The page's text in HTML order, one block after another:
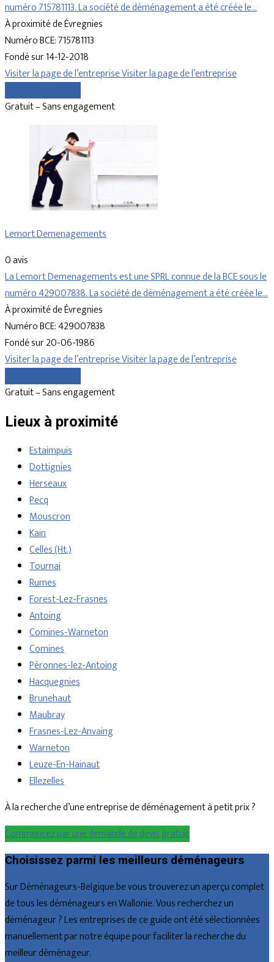
numéro 715781113. La société de déménagement a été créée le…
À proximité de Évregnies
Numéro BCE: 715781113
Fondé sur 14-12-2018
Visiter la page de l’entrepriseVisiter la page de l’entreprise
Gratuit – Sans engagement
Lemort Demenagements
0 avis
La Lemort Demenagements est une SPRL connue de la BCE sous le
numéro 429007838. La société de déménagement a été créée le…
À proximité de Évregnies
Numéro BCE: 429007838
Fondé sur 20-06-1986
Visiter la page de l’entrepriseVisiter la page de l’entreprise
Gratuit – Sans engagement
Lieux à proximité
Estaimpuis
Dottignies
Herseaux
Pecq
Mouscron
Kain
Celles (Ht.)
Tournai
Rumes
Forest-Lez-Frasnes
Antoing
Comines-Warneton
Comines
Péronnes-lez-Antoing
Hacquegnies
Brunehaut
Maubray
Frasnes-Lez-Anvaing
Warneton
Leuze-En-Hainaut
Ellezelles
À la recherche d’une entreprise de déménagement à petit prix ?
Commencez par une demande de devis gratuit
Choisissez parmi les meilleurs déménageurs
Sur Déménageurs-Belgique.be vous trouverez un aperçu complet
de tous les déménageurs en Wallonie. Vous recherchez un
déménageur ? Les entreprises de ce guide ont été sélectionnées
manuellement par notre équipe pour faciliter la recherche du
meilleur déménageur.